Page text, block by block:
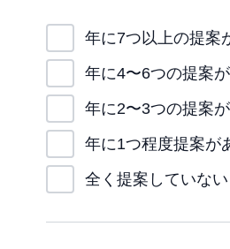
年に7つ以上の提案
年に4〜6つの提案
年に2〜3つの提案
年に1つ程度提案が
全く提案していない